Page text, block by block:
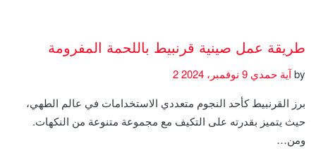
طريقة عمل صينية قرنبيط باللحمة المفرومة
byآية حمدي
برز القرنبيط كأحد النجوم متعددي الاستخدامات في عالم الطهي،
حيث يتميز بقدرته على التكيف مع مجموعة متنوعة من النكهات.
ومن…